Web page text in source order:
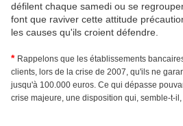
défilent chaque samedi ou se
font que raviver cette attitude
les causes qu'ils croient défendre.
* Rappelons que les établissements
clients, lors de la crise de 2007, qu'ils ne
jusqu'à 100.000 euros. Ce qui dépasse
crise majeure, une disposition qui, semble-t-